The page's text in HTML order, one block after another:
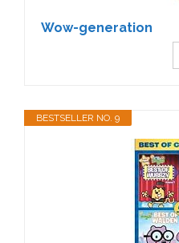
Wow-generation
BESTSELLER NO. 9